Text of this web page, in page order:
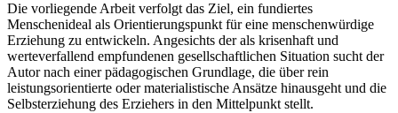
Die vorliegende Arbeit verfolgt das Ziel, ein fundiertes
Menschenideal als Orientierungspunkt für eine menschenwürdige
Erziehung zu entwickeln. Angesichts der als krisenhaft und
werteverfallend empfundenen gesellschaftlichen Situation sucht der
Autor nach einer pädagogischen Grundlage, die über rein
leistungsorientierte oder materialistische Ansätze hinausgeht und die
Selbsterziehung des Erziehers in den Mittelpunkt stellt.